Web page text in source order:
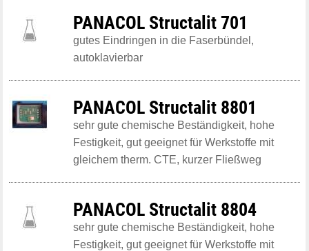
PANACOL Structalit 701
gutes Eindringen in die Faserbündel,
autoklavierbar
PANACOL Structalit 8801
sehr gute chemische Beständigkeit, hohe
Festigkeit, gut geeignet für Werkstoffe mit
gleichem therm. CTE, kurzer Fließweg
PANACOL Structalit 8804
sehr gute chemische Beständigkeit, hohe
Festigkeit, gut geeignet für Werkstoffe mit